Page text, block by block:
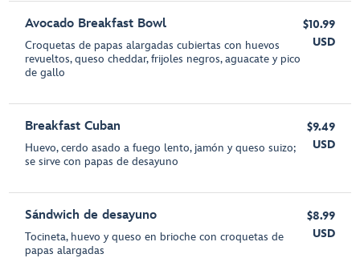
Avocado Breakfast Bowl
Croquetas de papas alargadas cubiertas con huevos
revueltos, queso cheddar, frijoles negros, aguacate y pico
de gallo
$10.99
USD
Breakfast Cuban
Huevo, cerdo asado a fuego lento, jamón y queso suizo;
se sirve con papas de desayuno
$9.49
USD
Sándwich de desayuno
Tocineta, huevo y queso en brioche con croquetas de
papas alargadas
$8.99
USD